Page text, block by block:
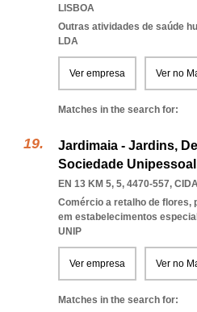
LISBOA
Outras atividades de saúde
LDA
Ver empresa Ver no
Matches in the search for:
Jardimaia - Jardins,
Sociedade
EN 13 KM 5, 5, 4470-557,
Comércio a retalho de flores,
em estabelecimentos
UNIP
Ver empresa Ver no
Matches in the search for: